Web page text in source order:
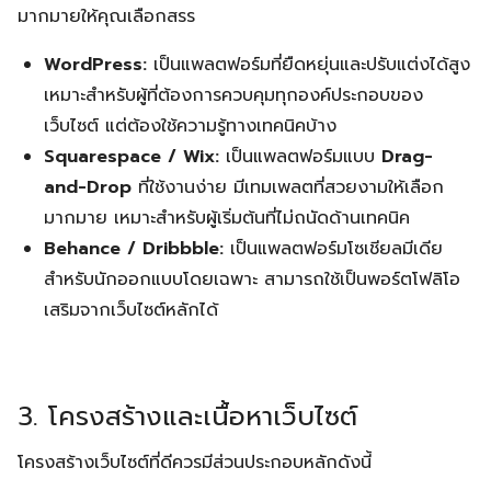
มากมายให้คุณเลือกสรร
WordPress: เป็นแพลตฟอร์มที่ยืดหยุ่นและปรับแต่งได้สูง
เหมาะสำหรับผู้ที่ต้องการควบคุมทุกองค์ประกอบของ
เว็บไซต์ แต่ต้องใช้ความรู้ทางเทคนิคบ้าง
Squarespace / Wix: เป็นแพลตฟอร์มแบบ Drag-
and-Drop ที่ใช้งานง่าย มีเทมเพลตที่สวยงามให้เลือก
มากมาย เหมาะสำหรับผู้เริ่มต้นที่ไม่ถนัดด้านเทคนิค
Behance / Dribbble: เป็นแพลตฟอร์มโซเชียลมีเดีย
สำหรับนักออกแบบโดยเฉพาะ สามารถใช้เป็นพอร์ตโฟลิโอ
เสริมจากเว็บไซต์หลักได้
3. โครงสร้างและเนื้อหาเว็บไซต์
โครงสร้างเว็บไซต์ที่ดีควรมีส่วนประกอบหลักดังนี้